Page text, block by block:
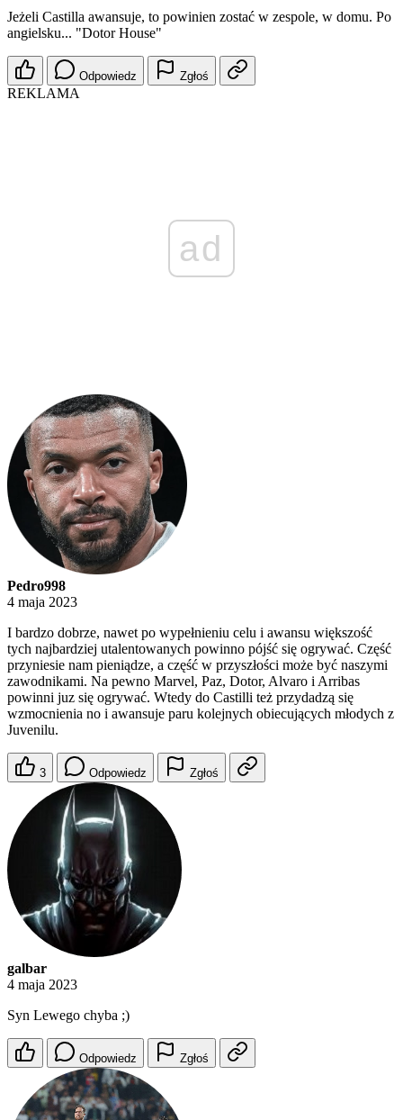
Jeżeli Castilla awansuje, to powinien zostać w zespole, w domu. Po
angielsku... "Dotor House"
Odpowiedz Zgłoś
REKLAMA
ad
Pedro998
4 maja 2023
I bardzo dobrze, nawet po wypełnieniu celu i awansu większość
tych najbardziej utalentowanych powinno pójść się ogrywać. Część
przyniesie nam pieniądze, a część w przyszłości może być naszymi
zawodnikami. Na pewno Marvel, Paz, Dotor, Alvaro i Arribas
powinni juz się ogrywać. Wtedy do Castilli też przydadzą się
wzmocnienia no i awansuje paru kolejnych obiecujących młodych z
Juvenilu.
3 Odpowiedz Zgłoś
galbar
4 maja 2023
Syn Lewego chyba ;)
Odpowiedz Zgłoś